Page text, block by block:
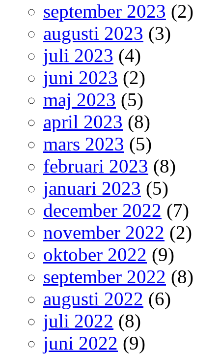
september 2023 (2)
augusti 2023 (3)
juli 2023 (4)
juni 2023 (2)
maj 2023 (5)
april 2023 (8)
mars 2023 (5)
februari 2023 (8)
januari 2023 (5)
december 2022 (7)
november 2022 (2)
oktober 2022 (9)
september 2022 (8)
augusti 2022 (6)
juli 2022 (8)
juni 2022 (9)